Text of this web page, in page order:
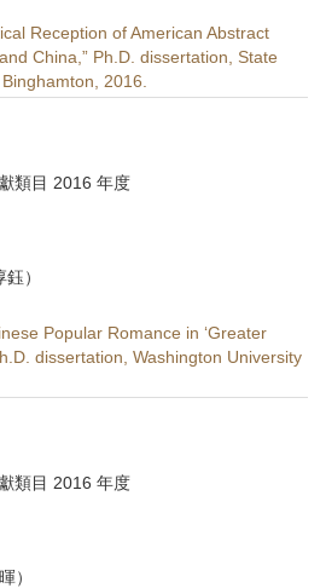
Reception of American Abstract
China,” Ph.D. dissertation, State
2016.
類目 2016 年度
）
Popular Romance in ‘Greater
dissertation, Washington University
類目 2016 年度
）